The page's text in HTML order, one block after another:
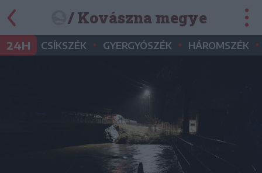
/ Kovászna megye
24H CSÍKSZÉK • GYERGYÓSZÉK • HÁROMSZÉK •